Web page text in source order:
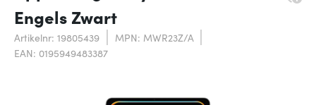
Engels Zwart
Artikelnr: 19805439
MPN: MWR23Z/A
EAN: 0195949483387